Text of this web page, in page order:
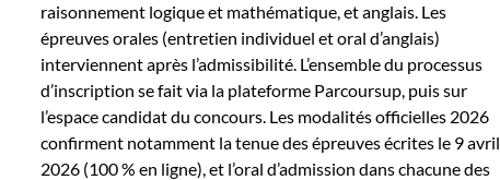
raisonnement logique et mathématique, et anglais. Les
épreuves orales (entretien individuel et oral d’anglais)
interviennent après l’admissibilité. L’ensemble du processus
d’inscription se fait via la plateforme Parcoursup, puis sur
l’espace candidat du concours. Les modalités officielles 2026
confirment notamment la tenue des épreuves écrites le 9 avril
2026 (100 % en ligne), et l’oral d’admission dans chacune des